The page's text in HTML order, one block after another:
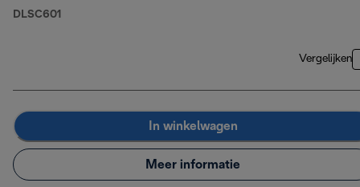
DLSC601
Vergelijken
In winkelwagen
Meer informatie